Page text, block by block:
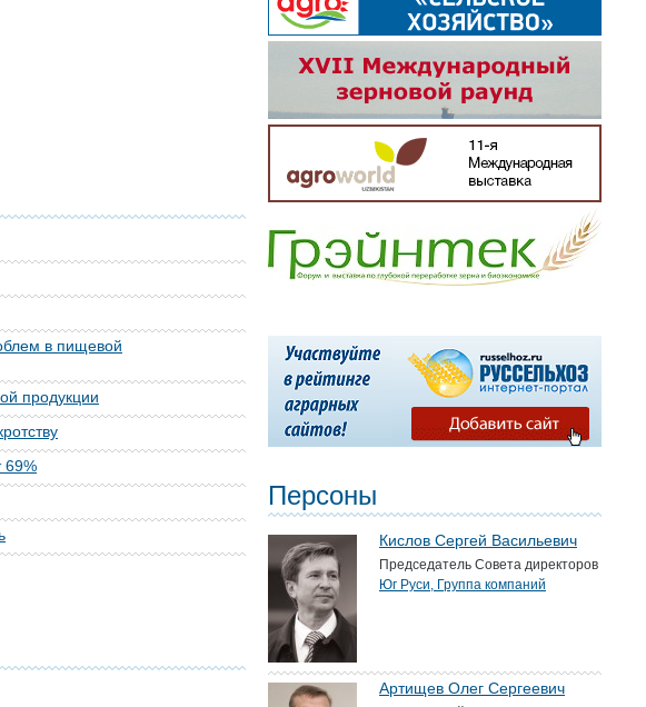
в пищевой
продукции
69%
Персоны
Кислов Сергей Васильевич
Председатель Совета директоров
Юг Руси, Группа компаний
Артищев Олег Сергеевич